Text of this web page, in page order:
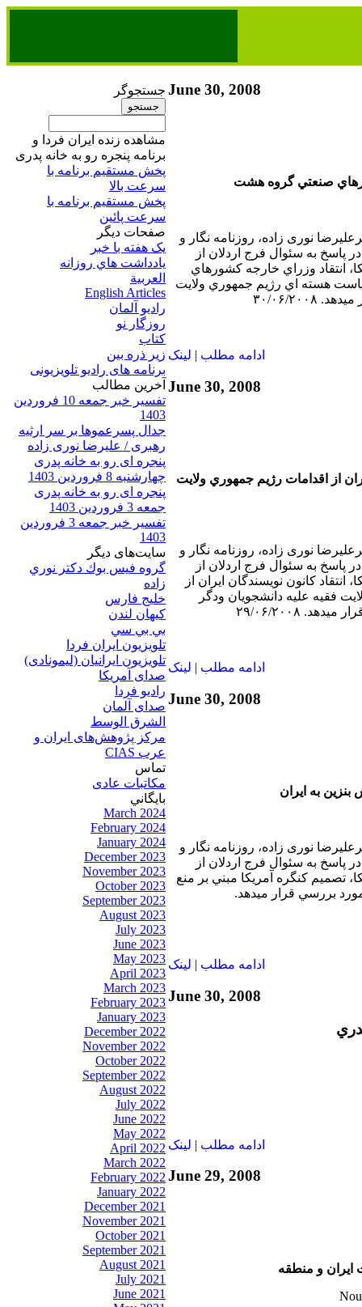
جستجوگر
مشاهده زنده ایران فردا و
برنامه پنجره رو به خانه پدری
پخش مستقیم برنامه‌ ​با
سرعت بالا
پخش مستقیم برنامه‌ ​با
سرعت پائین​
صفحات ديگر
يک هفته با خبر
يادداشت هاي روزانه
العربية
English Articles
راديو آلمان
روزگار نو
کتاب
زير ذره بين
برنامه های رادیو تلویزیونی
آخرين مطالب
تفسیر خبر جمعه 10 فروردین
1403
جدال پسرعموها بر سر ارثیه
رهبری / علیرضا نوری زاده
پنجره ای رو به خانه پدری
چهارشنبه 8 فروردین 1403
پنجره ای رو به خانه پدری
جمعه 3 فروردین 1403
تفسیر خبر جمعه 3 فروردین
1403
سایت‌های ديگر
گروه فيس بوك دكتر نوري
زاده
خلیج فارس
کيهان لندن
بي بي سي
تلویزیون ایران فردا
تلويزيون ايرانيان (ليمونادی)
صدای آمريکا
راديو فردا
صدای آلمان
الشرق الوسط
مرکز پژوهش‌های ايران و
عرب CIAS
تماس
مکاتبات عادی
بايگاني
March 2024
February 2024
January 2024
December 2023
November 2023
October 2023
September 2023
August 2023
July 2023
June 2023
May 2023
April 2023
March 2023
February 2023
January 2023
December 2022
November 2022
October 2022
September 2022
August 2022
July 2022
June 2022
May 2022
April 2022
March 2022
February 2022
January 2022
December 2021
November 2021
October 2021
September 2021
August 2021
July 2021
June 2021
June 30, 2008
صنعتي گروه هشت
نوری زاده، روزنامه نگار و
پاسخ به سئوال فرج اردلان از
انتقاد وزراي خارجه كشورهاي
هسته اي رژيم جمهوري ولايت
۰۶/۲۰۰۸
ادامه مطلب | لينک
June 30, 2008
از اقدامات رژيم جمهوري ولايت
نوری زاده، روزنامه نگار و
پاسخ به سئوال فرج اردلان از
كانون نويسندگان ايران از
فقيه عليه دانشجويان ودگر
۲۹/۰۶/۲۰۰۸
ادامه مطلب | لينک
June 30, 2008
به ايران
نوری زاده، روزنامه نگار و
پاسخ به سئوال فرج اردلان از
تصميم كنگره آمريكا مبني بر منع
بررسي قرار ميدهد.
ادامه مطلب لينک
June 30, 2008
ادامه مطلب | لينک
June 29, 2008
ايران و منطقه